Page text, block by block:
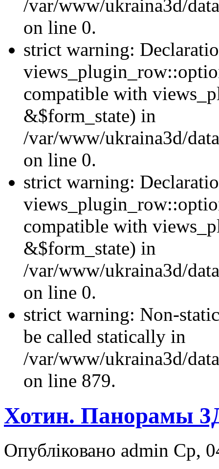
/var/www/ukraina3d/
on line 0.
strict warning:
compatible with
&$form_state) in
/var/www/ukraina3d/
on line 0.
strict warning:
compatible with
&$form_state) in
/var/www/ukraina3d/
on line 0.
strict warning: Non-
be called statically in
/var/www/ukraina3d/
on line 879.
Хотин. Панорамы
Опубліковано admin Ср,